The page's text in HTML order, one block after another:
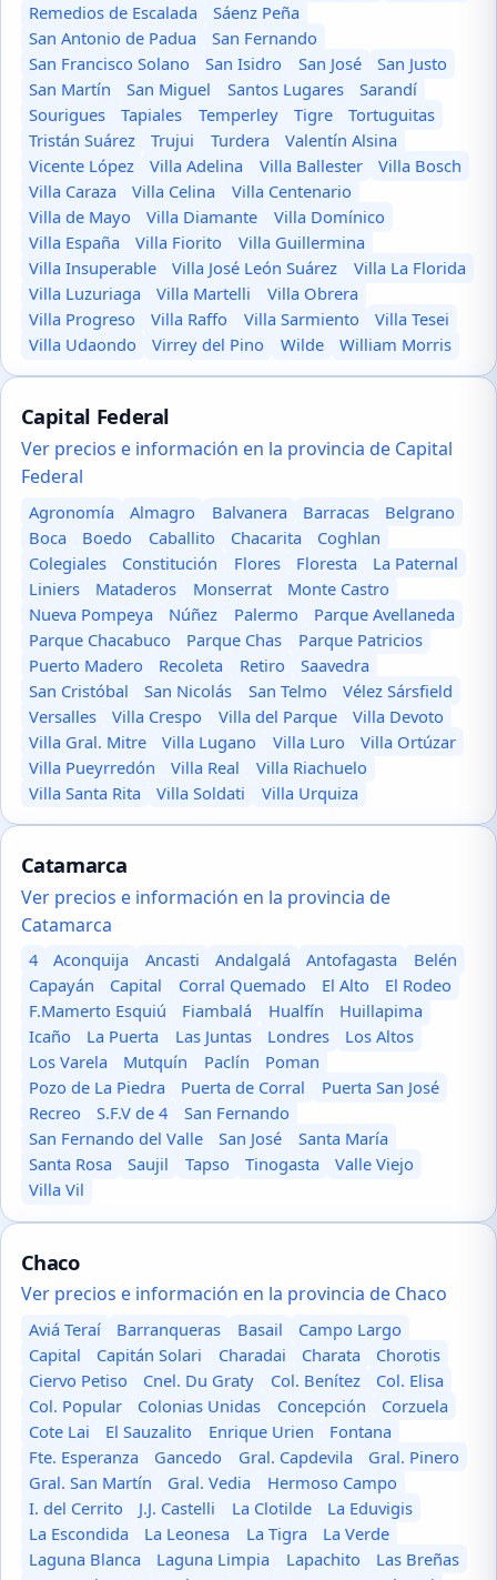
Remedios de Escalada
Sáenz Peña
San Antonio de Padua
San Fernando
San Francisco Solano
San Isidro San José
San Justo
San Martín
San Miguel Santos Lugares
Sarandí
Sourigues
Tapiales Temperley Tigre
Tortuguitas
Tristán Suárez
Trujui Turdera
Valentín Alsina
Vicente López
Villa Adelina Villa Ballester
Villa Bosch
Villa Caraza
Villa Celina
Villa Centenario
Villa de Mayo
Villa Diamante
Villa Domínico
Villa España
Villa Fiorito
Villa Guillermina
Villa Insuperable
Villa José León Suárez
Villa La Florida
Villa Luzuriaga
Villa Martelli
Villa Obrera
Villa Progreso
Villa Raffo Villa Sarmiento
Villa Tesei
Villa Udaondo
Virrey del Pino Wilde William Morris
Capital Federal
Ver precios e información en la provincia de Capital
Federal
Agronomía Almagro Balvanera Barracas
Belgrano
Boca
Boedo Caballito Chacarita
Coghlan
Colegiales
Constitución Flores Floresta
La Paternal
Liniers
Mataderos Monserrat
Monte Castro
Nueva Pompeya
Núñez Palermo
Parque Avellaneda
Parque Chacabuco
Parque Chas
Parque Patricios
Puerto Madero
Recoleta Retiro
Saavedra
San Cristóbal
San Nicolás San Telmo
Vélez Sársfield
Versalles
Villa Crespo Villa del Parque
Villa Devoto
Villa Gral. Mitre
Villa Lugano Villa Luro
Villa Ortúzar
Villa Pueyrredón
Villa Real
Villa Riachuelo
Villa Santa Rita
Villa Soldati Villa Urquiza
Catamarca
Ver precios e información en la provincia de
Catamarca
4 Aconquija Ancasti Andalgalá Antofagasta
Belén
Capayán
Capital Corral Quemado El Alto
El Rodeo
F.Mamerto Esquiú
Fiambalá Hualfín
Huillapima
Icaño
La Puerta Las Juntas Londres
Los Altos
Los Varela
Mutquín Paclín
Poman
Pozo de La Piedra
Puerta de Corral
Puerta San José
Recreo
S.F.V de 4
San Fernando
San Fernando del Valle
San José
Santa María
Santa Rosa
Saujil Tapso Tinogasta
Valle Viejo
Villa Vil
Chaco
Ver precios e información en la provincia de Chaco
Aviá Teraí Barranqueras Basail
Campo Largo
Capital
Capitán Solari Charadai Charata
Chorotis
Ciervo Petiso
Cnel. Du Graty Col. Benítez
Col. Elisa
Col. Popular
Colonias Unidas Concepción
Corzuela
Cote Lai
El Sauzalito Enrique Urien
Fontana
Fte. Esperanza
Gancedo Gral. Capdevila
Gral. Pinero
Gral. San Martín
Gral. Vedia
Hermoso Campo
I. del Cerrito
J.J. Castelli La Clotilde
La Eduvigis
La Escondida
La Leonesa La Tigra
La Verde
Laguna Blanca
Laguna Limpia Lapachito
Las Breñas